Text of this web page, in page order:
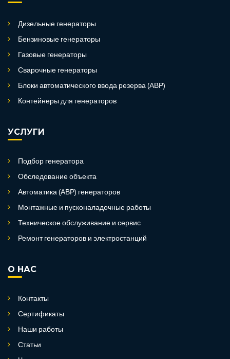
Дизельные генераторы
Бензиновые генераторы
Газовые генераторы
Сварочные генераторы
Блоки автоматического ввода резерва (АВР)
Контейнеры для генераторов
УСЛУГИ
Подбор генератора
Обследование объекта
Автоматика (АВР) генераторов
Монтажные и пусконаладочные работы
Техническое обслуживание и сервис
Ремонт генераторов и электростанций
О НАС
Контакты
Сертификаты
Наши работы
Статьи